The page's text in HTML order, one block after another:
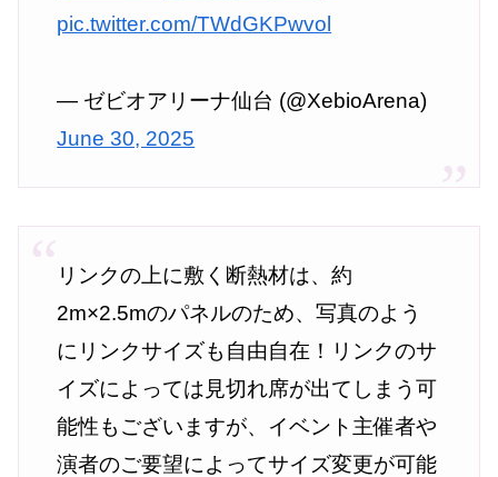
pic.twitter.com/TWdGKPwvol
— ゼビオアリーナ仙台 (@XebioArena)
June 30, 2025
リンクの上に敷く断熱材は、約
2m×2.5mのパネルのため、写真のよう
にリンクサイズも自由自在！リンクのサ
イズによっては見切れ席が出てしまう可
能性もございますが、イベント主催者や
演者のご要望によってサイズ変更が可能